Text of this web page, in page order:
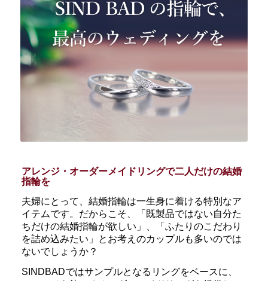
アレンジ・オーダーメイドリングで二人だけの結婚
指輪を
夫婦にとって、結婚指輪は一生身に着ける特別なア
イテムです。だからこそ、「既製品ではない自分た
ちだけの結婚指輪が欲しい」、「ふたりのこだわり
を詰め込みたい」とお考えのカップルも多いのでは
ないでしょうか？
SINDBADではサンプルとなるリングをベースに、